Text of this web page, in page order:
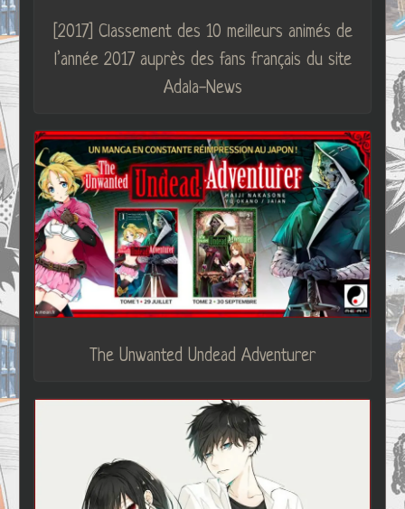
[2017] Classement des 10 meilleurs animés de
l’année 2017 auprès des fans français du site
Adala-News
The Unwanted Undead Adventurer